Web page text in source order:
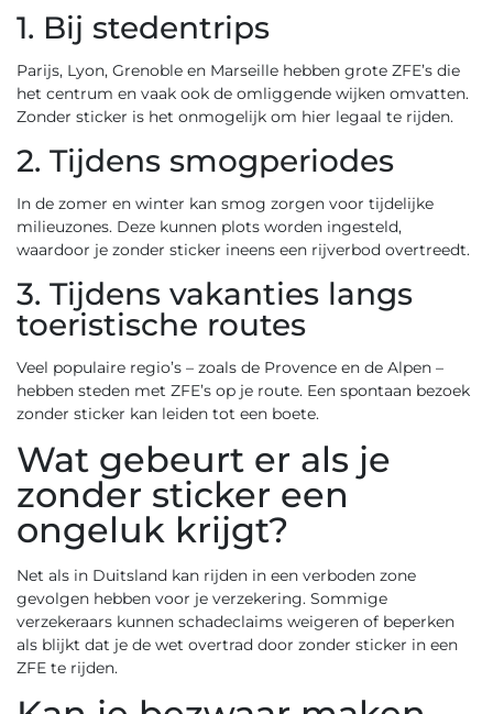
1. Bij stedentrips
Parijs, Lyon, Grenoble en Marseille hebben grote ZFE’s die
het centrum en vaak ook de omliggende wijken omvatten.
Zonder sticker is het onmogelijk om hier legaal te rijden.
2. Tijdens smogperiodes
In de zomer en winter kan smog zorgen voor tijdelijke
milieuzones. Deze kunnen plots worden ingesteld,
waardoor je zonder sticker ineens een rijverbod overtreedt.
3. Tijdens vakanties langs
toeristische routes
Veel populaire regio’s – zoals de Provence en de Alpen –
hebben steden met ZFE’s op je route. Een spontaan bezoek
zonder sticker kan leiden tot een boete.
Wat gebeurt er als je
zonder sticker een
ongeluk krijgt?
Net als in Duitsland kan rijden in een verboden zone
gevolgen hebben voor je verzekering. Sommige
verzekeraars kunnen schadeclaims weigeren of beperken
als blijkt dat je de wet overtrad door zonder sticker in een
ZFE te rijden.